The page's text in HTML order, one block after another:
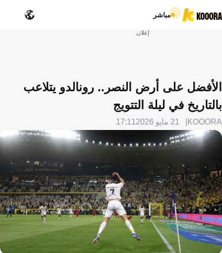
مباشر
إعلان
الأفضل على أرض النصر.. رونالدو يتلاعب
بالتاريخ في ليلة التتويج
KOOORA 21 مايو 2026 17:11